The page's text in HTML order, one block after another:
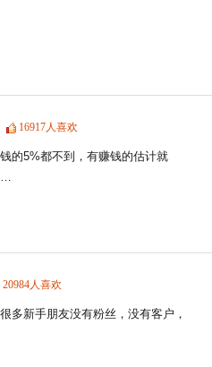
16917人喜欢
的5%都不到，有赚钱的估计就
…
20984人喜欢
多新手朋友没有粉丝，没有客户，